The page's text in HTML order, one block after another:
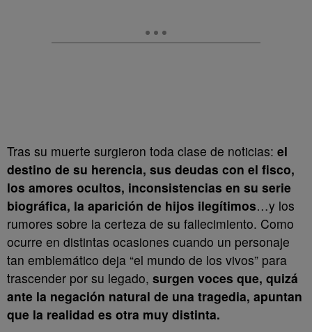
Tras su muerte surgieron toda clase de noticias: el
destino de su herencia, sus deudas con el fisco,
los amores ocultos, inconsistencias en su serie
biográfica, la aparición de hijos ilegítimos…y los
rumores sobre la certeza de su fallecimiento. Como
ocurre en distintas ocasiones cuando un personaje
tan emblemático deja “el mundo de los vivos” para
trascender por su legado, surgen voces que, quizá
ante la negación natural de una tragedia, apuntan
que la realidad es otra muy distinta.